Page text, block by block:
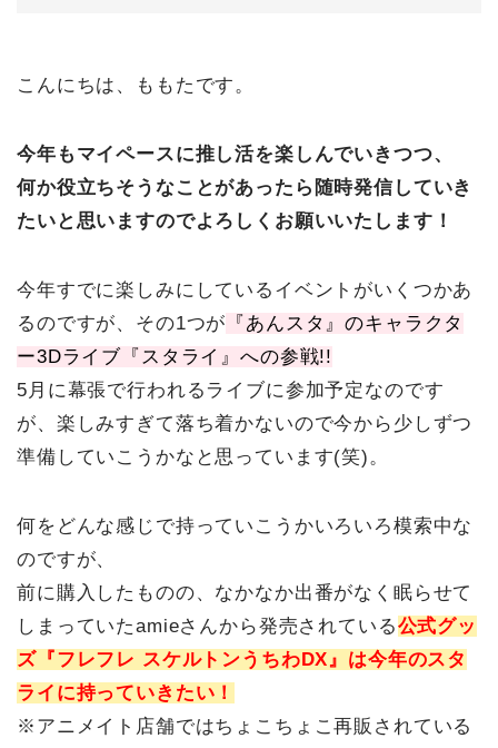
こんにちは、ももたです。
今年もマイペースに推し活を楽しんでいきつつ、
何か役立ちそうなことがあったら随時発信していき
たいと思いますのでよろしくお願いいたします！
今年すでに楽しみにしているイベントがいくつかあ
るのですが、その1つが 『あんスタ』のキャラクタ
ー3Dライブ『スタライ』への参戦!!
5月に幕張で行われるライブに参加予定なのです
が、楽しみすぎて落ち着かないので今から少しずつ
準備していこうかなと思っています(笑)。
何をどんな感じで持っていこうかいろいろ模索中な
のですが、
前に購入したものの、なかなか出番がなく眠らせて
しまっていたamieさんから発売されている公式グッ
ズ『フレフレ スケルトンうちわDX』は今年のスタ
ライに持っていきたい！
※アニメイト店舗ではちょこちょこ再販されている